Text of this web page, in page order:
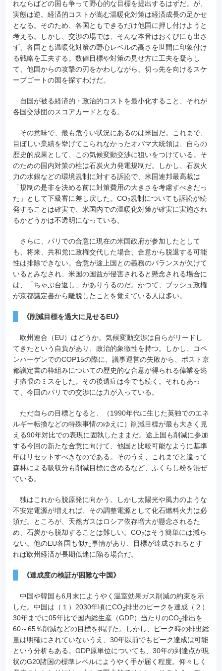
れならばどの国も争って野心的な目標を提出するはずだ。が、
実態は逆。経済的コストが嵩む温暖化対策は経済成長の足かせ
となる。そのため、各国ともできるだけ他国に押し付けようと
考える。しかし、交渉の場では、そんな本音はおくびにも出さ
ず、各国とも温暖化対策の野心レベルの高さを世間に印象付け
る戦略を工夫する。数値目標や対策の見せ方に工夫を凝らし
て、他国からの攻撃の刃をかわしながら、切っ先を向けるスケ
ープゴートの国を探すわけだ。
自国が被る経済的・政治的コストを最小化すること、それが
各国交渉団のスコアカードとなる。
その意味で、最も危うい状況にあるのは米国だ。これまで、
目ぼしい業績を挙げてこられなかったオバマ大統領は、自らの
歴史的成果として、この気候変動交渉に狙いをつけている。そ
のための国内対策の柱は石炭火力発電規制だ。しかし、石炭火
力の水銀などの環境規制に対する訴訟で、米国連邦最高裁は
「規制の是非を決める前に対策費用の大きさを考慮すべきだっ
た」として下級審に差し戻した。CO2規制についても訴訟が続
発することは確実で、米国内での温暖化対策が確実に実施され
るかどうかは不透明になっている。
さらに、パリでの合意に現在の米国政府が参加したとして
も、将来、共和党に政権交代した場合、合意から脱退する可能
性は排除できない。合意が途上国との義務のバランスが欠けて
いるとみなされ、米国の国益が侵害されると懸念される場合に
は、「ちゃぶ台返し」がありうるのだ。かつて、ブッシュ政権
が京都議定書から離脱したことを覚えている人は多い。
《削減目標を過大に見せるEU》
欧州連合（EU）はどうか。気候変動交渉は自らがリードし
てきたという自負があり、政治的象徴性を持つ。しかし、コペ
ンハーゲンでのCOP15の際に、議事運営の失敗から、ポスト京
都議定書の枠組みについての歴史的な合意が得られる偉業を逃
す痛恨のミスをした。その後遺症は今でも続く。それもあっ
て、今回のパリでの交渉には力が入っている。
ただ自らの目標となると、（1990年代に生じた英独でのエネ
ルギー転換などの特殊事情のゆえに）削減目標が最も大きく見
える90年対比での表現に固執したままだ。途上国も削減に参加
する今回の新たな合意に向けて、他国と比較可能なように基準
年はリセットすべきなのである。そのうえ、これまでと違って
森林による吸収分も削減目標に含めるなど、ふくらし粉を混ぜ
ている。
独はこれから脱原発に向かう。しかし太陽光や風力のような
不安定電源が増えれば、その調整電源として化石燃料火力は必
須だ。ところが、天然ガスはロシア依存増大が懸念されるた
め、石炭から脱却することは難しい。CO2はそう簡単には減ら
ない。他のEU各国も似た事情があり、目標が達成されるとす
れば欧州経済が長期低迷に陥る場合だ。
《達成度の検証が困難な中国》
中国や韓国も6月末にようやく温室効果ガス削減の約束を示
した。中国は（１）2030年頃にCO2排出のピークを達成（２）
30年までに05年比で国内総生産（GDP）当たりのCO2排出を
60～65％削減などの目標を掲げた。しかし、ピーク時の排出総
量は明確にされていないうえ、30年以前でもピーク達成は可能
という分析もある。GDP原単位についても、30年の到達点が現
状のG20諸国の標準レベルにようやく手が届く程度。仰々しく